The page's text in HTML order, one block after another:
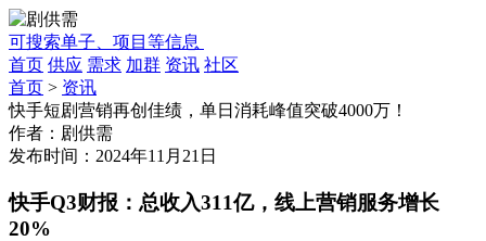
可搜索单子、项目等信息
首页 供应 需求 加群 资讯 社区
首页 > 资讯
快手短剧营销再创佳绩，单日消耗峰值突破4000万！
作者： 剧供需
发布时间： 2024年11月21日
快手Q3财报：总收入311亿，线上营销服务增长
20%